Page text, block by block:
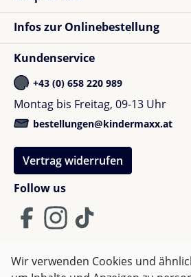
Wunderschön ?
Anita B.
Bewertung mit
Verified buyer
Gute Qualität und Größe für
Jacqueline W.
sehr schön
Follow us
Infos zur Onlinebestellung
Kundenservice
+43 (0) 658 220 989
Montag bis Freitag, 09-13 Uhr
bestellungen@kindermaxx.at
Vertrag widerrufen
Wir verwenden Cookies und